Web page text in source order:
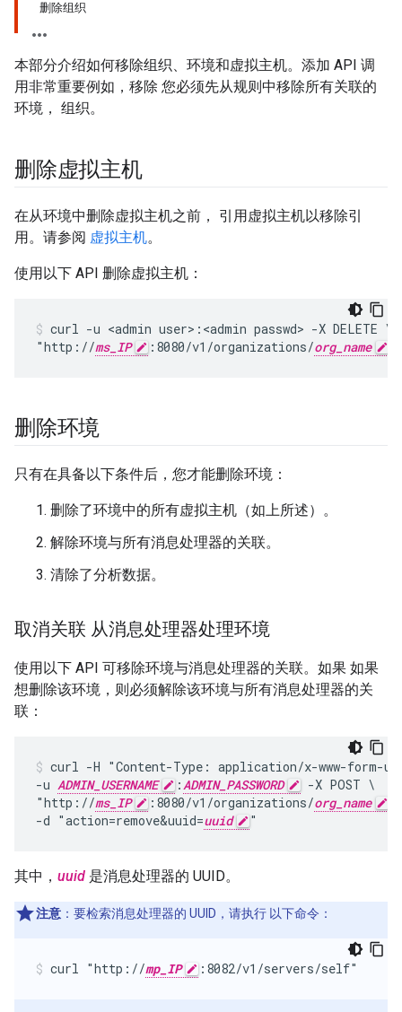
删除组织
本部分介绍如何移除组织、环境和虚拟主机。添加 API 调
用非常重要例如，移除 您必须先从规则中移除所有关联的
环境， 组织。
删除虚拟主机
在从环境中删除虚拟主机之前， 引用虚拟主机以移除引
用。请参阅 虚拟主机。
使用以下 API 删除虚拟主机：
curl -u <admin user>:<admin passwd> -X DELETE \
"http://ms_IP :8080/v1/organizations/org_name
删除环境
只有在具备以下条件后，您才能删除环境：
删除了环境中的所有虚拟主机（如上所述）。
解除环境与所有消息处理器的关联。
清除了分析数据。
取消关联 从消息处理器处理环境
使用以下 API 可移除环境与消息处理器的关联。如果 如果
想删除该环境，则必须解除该环境与所有消息处理器的关
联：
curl -H "Content-Type: application/x-www-form-
-u ADMIN_USERNAME :ADMIN_PASSWORD
-X POST \
"http://ms_IP :8080/v1/organizations/org_name
-d "action=remove&uuid=uuid "
其中， uuid 是消息处理器的 UUID。
注意 ：要检索消息处理器的 UUID，请执行 以下命令：
curl "http://mp_IP :8082/v1/servers/self"